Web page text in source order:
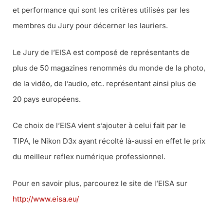
et performance qui sont les critères utilisés par les
membres du Jury pour décerner les lauriers.
Le Jury de l’EISA est composé de représentants de
plus de 50 magazines renommés du monde de la photo,
de la vidéo, de l’audio, etc. représentant ainsi plus de
20 pays européens.
Ce choix de l’EISA vient s’ajouter à celui fait par le
TIPA, le Nikon D3x ayant récolté là-aussi en effet le prix
du meilleur reflex numérique professionnel.
Pour en savoir plus, parcourez le site de l’EISA sur
http://www.eisa.eu/